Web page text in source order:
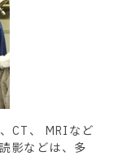
CT、 MRIなど
影などは、多